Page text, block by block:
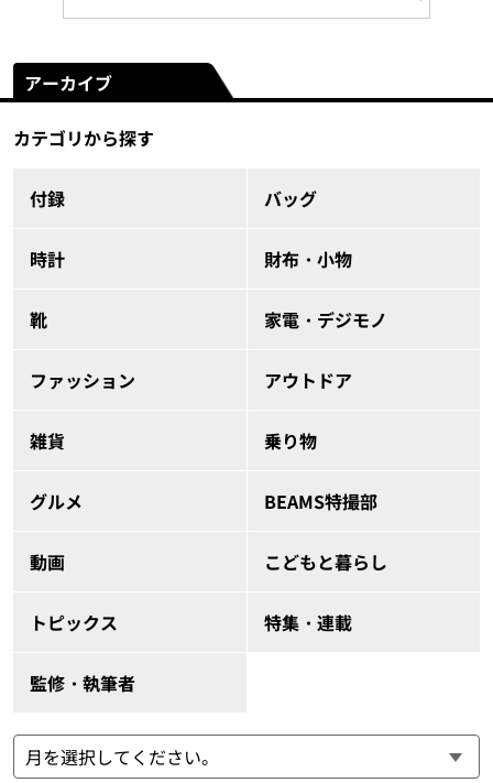
アーカイブ
カテゴリから探す
付録 バッグ
時計 財布・小物
靴 家電・デジモノ
ファッション アウトドア
雑貨 乗り物
グルメ BEAMS特撮部
動画 こどもと暮らし
トピックス 特集・連載
監修・執筆者